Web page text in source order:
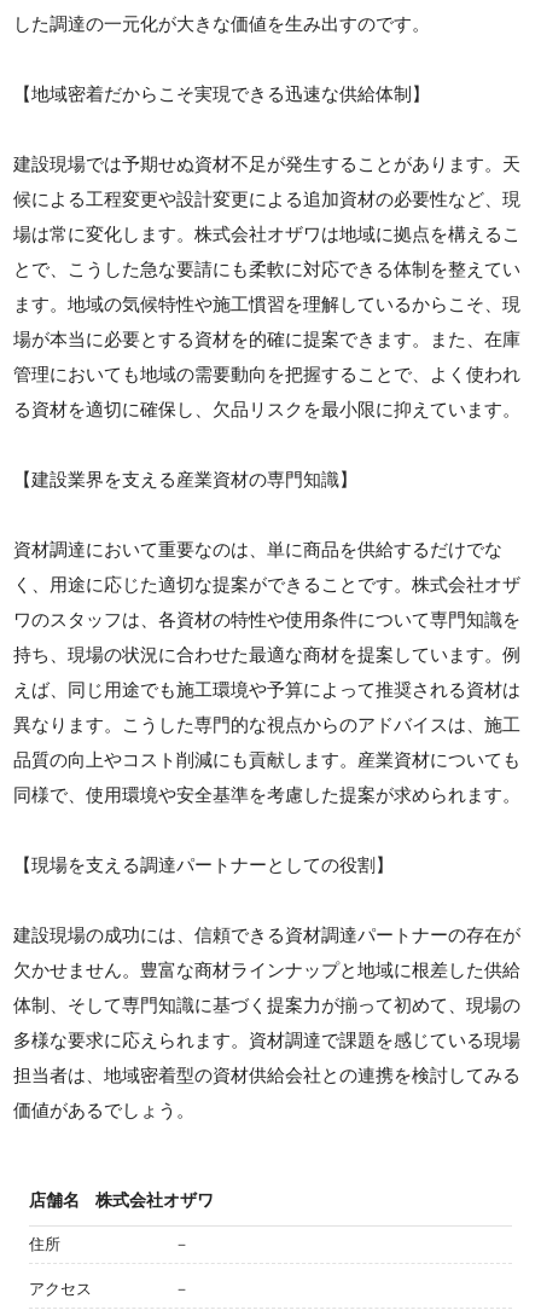
した調達の一元化が大きな価値を生み出すのです。
【地域密着だからこそ実現できる迅速な供給体制】
建設現場では予期せぬ資材不足が発生することがあります。天
候による工程変更や設計変更による追加資材の必要性など、現
場は常に変化します。株式会社オザワは地域に拠点を構えるこ
とで、こうした急な要請にも柔軟に対応できる体制を整えてい
ます。地域の気候特性や施工慣習を理解しているからこそ、現
場が本当に必要とする資材を的確に提案できます。また、在庫
管理においても地域の需要動向を把握することで、よく使われ
る資材を適切に確保し、欠品リスクを最小限に抑えています。
【建設業界を支える産業資材の専門知識】
資材調達において重要なのは、単に商品を供給するだけでな
く、用途に応じた適切な提案ができることです。株式会社オザ
ワのスタッフは、各資材の特性や使用条件について専門知識を
持ち、現場の状況に合わせた最適な商材を提案しています。例
えば、同じ用途でも施工環境や予算によって推奨される資材は
異なります。こうした専門的な視点からのアドバイスは、施工
品質の向上やコスト削減にも貢献します。産業資材についても
同様で、使用環境や安全基準を考慮した提案が求められます。
【現場を支える調達パートナーとしての役割】
建設現場の成功には、信頼できる資材調達パートナーの存在が
欠かせません。豊富な商材ラインナップと地域に根差した供給
体制、そして専門知識に基づく提案力が揃って初めて、現場の
多様な要求に応えられます。資材調達で課題を感じている現場
担当者は、地域密着型の資材供給会社との連携を検討してみる
価値があるでしょう。
店舗名 株式会社オザワ
住所 －
アクセス －